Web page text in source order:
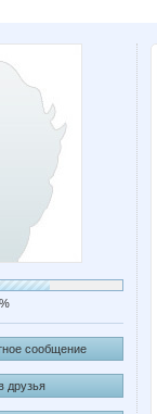
сообщение
друзья